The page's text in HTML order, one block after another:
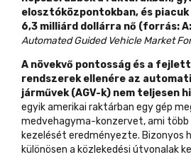
elosztóközpontokban, és
6,3 milliárd dollárra nő (forrás: A:
Automated Guided Vehicle Market
A növekvő pontosság és a
rendszerek ellenére az
járművek (AGV-k) nem teljesen
egyik amerikai raktárban egy gép
medvehagyma-konzervet, ami
kezelését eredményezte. Bizonyos
különösen a közlekedési útvonalak